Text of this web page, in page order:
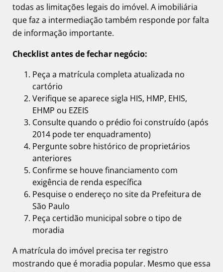
todas as limitações legais do imóvel. A imobiliária
que faz a intermediação também responde por falta
de informação importante.
Checklist antes de fechar negócio:
Peça a matrícula completa atualizada no
cartório
Verifique se aparece sigla HIS, HMP, EHIS,
EHMP ou EZEIS
Consulte quando o prédio foi construído (após
2014 pode ter enquadramento)
Pergunte sobre histórico de proprietários
anteriores
Confirme se houve financiamento com
exigência de renda específica
Pesquise o endereço no site da Prefeitura de
São Paulo
Peça certidão municipal sobre o tipo de
moradia
A matrícula do imóvel precisa ter registro
mostrando que é moradia popular. Mesmo que essa